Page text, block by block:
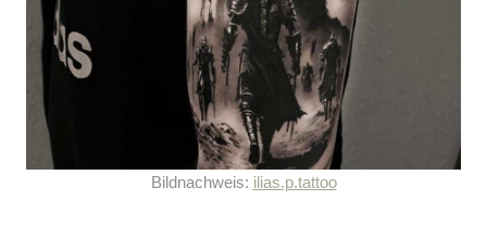
Bildnachweis: ilias.p.tattoo